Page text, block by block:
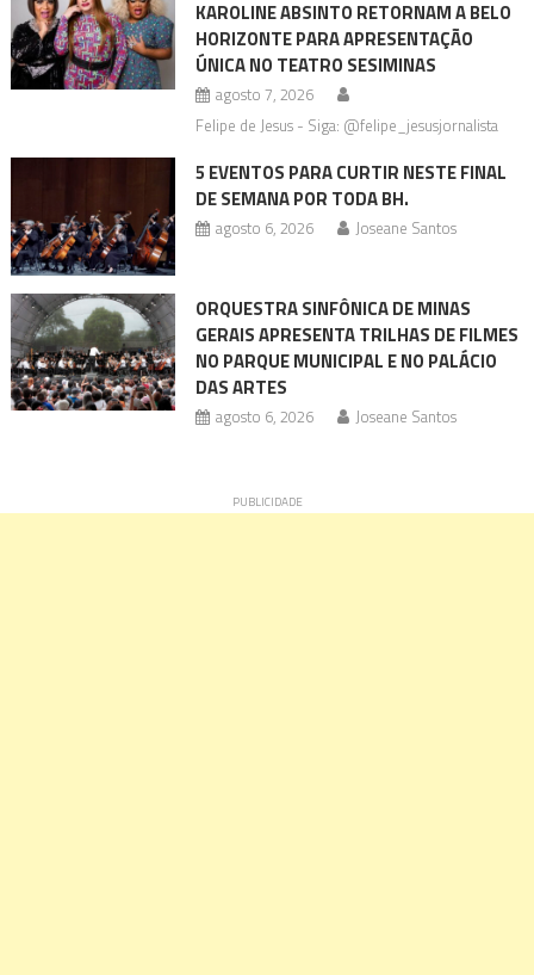
KAROLINE ABSINTO RETORNAM A BELO
HORIZONTE PARA APRESENTAÇÃO
ÚNICA NO TEATRO SESIMINAS
agosto 7, 2026
Felipe de Jesus - Siga: @felipe_jesusjornalista
5 EVENTOS PARA CURTIR NESTE FINAL
DE SEMANA POR TODA BH.
agosto 6, 2026 Joseane Santos
ORQUESTRA SINFÔNICA DE MINAS
GERAIS APRESENTA TRILHAS DE FILMES
NO PARQUE MUNICIPAL E NO PALÁCIO
DAS ARTES
agosto 6, 2026 Joseane Santos